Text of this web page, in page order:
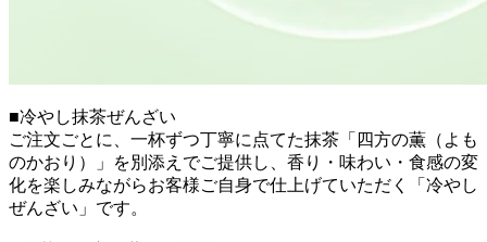
■冷やし抹茶ぜんざい
ご注文ごとに、一杯ずつ丁寧に点てた抹茶「四方の薫（よも
のかおり）」を別添えでご提供し、香り・味わい・食感の変
化を楽しみながらお客様ご自身で仕上げていただく「冷やし
ぜんざい」です。